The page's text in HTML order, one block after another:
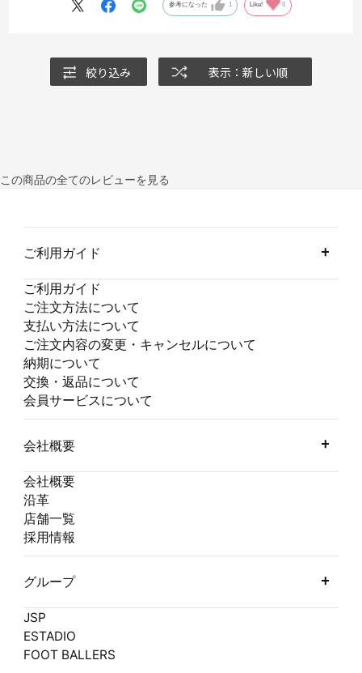
参考になった 1 Like! 0
絞り込み 表示：新しい順
この商品の全てのレビューを見る
ご利用ガイド
ご利用ガイド
ご注文方法について
支払い方法について
ご注文内容の変更・キャンセルについて
納期について
交換・返品について
会員サービスについて
会社概要
会社概要
沿革
店舗一覧
採用情報
グループ
JSP
ESTADIO
FOOT BALLERS